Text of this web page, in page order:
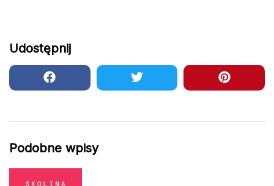
Udostępnij
Podobne wpisy